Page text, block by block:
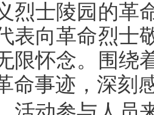
烈士陵园的革
表向革命烈士
限怀念。围绕
命事迹，深刻